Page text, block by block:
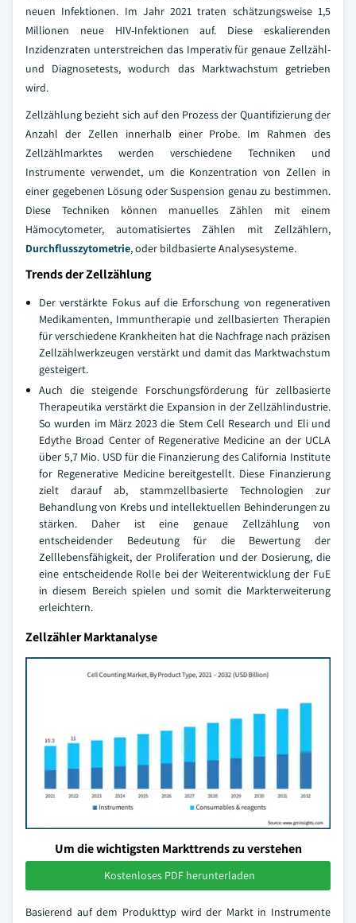
neuen Infektionen. Im Jahr 2021 traten schätzungsweise 1,5
Millionen neue HIV-Infektionen auf. Diese eskalierenden
Inzidenzraten unterstreichen das Imperativ für genaue Zellzähl-
und Diagnosetests, wodurch das Marktwachstum getrieben
wird.
Zellzählung bezieht sich auf den Prozess der Quantifizierung der
Anzahl der Zellen innerhalb einer Probe. Im Rahmen des
Zellzählmarktes werden verschiedene Techniken und
Instrumente verwendet, um die Konzentration von Zellen in
einer gegebenen Lösung oder Suspension genau zu bestimmen.
Diese Techniken können manuelles Zählen mit einem
Hämocytometer, automatisiertes Zählen mit Zellzählern,
Durchflusszytometrie, oder bildbasierte Analysesysteme.
Trends der Zellzählung
Der verstärkte Fokus auf die Erforschung von regenerativen
Medikamenten, Immuntherapie und zellbasierten Therapien
für verschiedene Krankheiten hat die Nachfrage nach präzisen
Zellzählwerkzeugen verstärkt und damit das Marktwachstum
gesteigert.
Auch die steigende Forschungsförderung für zellbasierte
Therapeutika verstärkt die Expansion in der Zellzählindustrie.
So wurden im März 2023 die Stem Cell Research und Eli und
Edythe Broad Center of Regenerative Medicine an der UCLA
über 5,7 Mio. USD für die Finanzierung des California Institute
for Regenerative Medicine bereitgestellt. Diese Finanzierung
zielt darauf ab, stammzellbasierte Technologien zur
Behandlung von Krebs und intellektuellen Behinderungen zu
stärken. Daher ist eine genaue Zellzählung von
entscheidender Bedeutung für die Bewertung der
Zelllebensfähigkeit, der Proliferation und der Dosierung, die
eine entscheidende Rolle bei der Weiterentwicklung der FuE
in diesem Bereich spielen und somit die Markterweiterung
erleichtern.
Zellzähler Marktanalyse
Um die wichtigsten Markttrends zu verstehen
Kostenloses PDF herunterladen
Basierend auf dem Produkttyp wird der Markt in Instrumente